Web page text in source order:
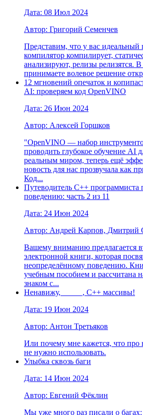
Дата: 08 Июл 2024
Автор: Григорий Семенчев
Представим, что у вас идеальный
компилятор компилирует,
анализируют, релизы релизятся.
принимаете волевое решение
12 мгновений опечаток и
AI: проверяем код OpenVINO
Дата: 26 Июн 2024
Автор: Алексей Горшков
"OpenVINO — набор
проводить глубокое обучение AI
реальным миром, теперь ещё
новость для нас прозвучала как
Код...
Путеводитель C++ программиста
поведению: часть 2 из 11
Дата: 24 Июн 2024
Автор: Андрей Карпов, Дмитрий
Вашему вниманию предлагается
электронной книги, которая
неопределённому поведению.
учебным пособием и рассчитана
знаком с...
Ненавижу, _____, C++ массивы!
Дата: 19 Июн 2024
Автор: Антон Третьяков
Или почему мне кажется, что про
не нужно использовать.
Улыбка сквозь баги
Дата: 14 Июн 2024
Автор: Евгений Фёклин
Мы уже много раз писали о